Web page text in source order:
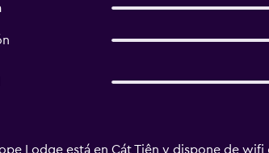
Lodge está en Cát Tiên y dispone de